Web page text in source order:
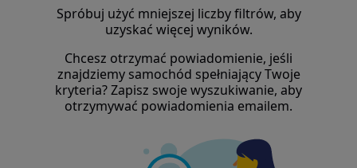
Spróbuj użyć mniejszej liczby filtrów, aby
uzyskać więcej wyników.
Chcesz otrzymać powiadomienie, jeśli
znajdziemy samochód spełniający Twoje
kryteria? Zapisz swoje wyszukiwanie, aby
otrzymywać powiadomienia emailem.